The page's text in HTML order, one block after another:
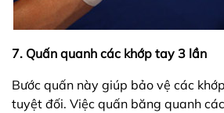
7. Quấn quanh các khớp tay 3 lần
Bước quấn này giúp bảo vệ các
tuyệt đối. Việc quấn băng quanh